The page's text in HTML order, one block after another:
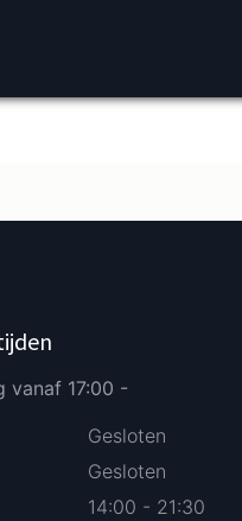
vanaf 17:00 -
Gesloten
Gesloten
14:00 - 21:30